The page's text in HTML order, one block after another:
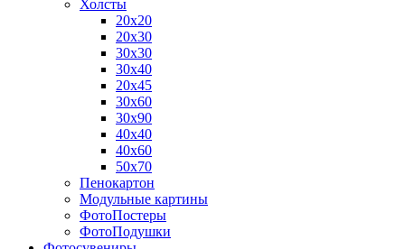
Холсты
20х20
20х30
30х30
30х40
20х45
30х60
30х90
40х40
40х60
50х70
Пенокартон
Модульные картины
ФотоПостеры
ФотоПодушки